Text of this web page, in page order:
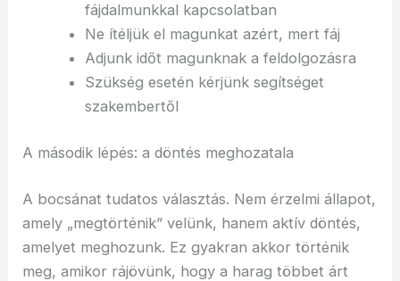
fájdalmunkkal kapcsolatban
Ne ítéljük el magunkat azért, mert fáj
Adjunk időt magunknak a feldolgozásra
Szükség esetén kérjünk segítséget
szakembertől
A második lépés: a döntés meghozatala
A bocsánat tudatos választás. Nem érzelmi állapot,
amely „megtörténik” velünk, hanem aktív döntés,
amelyet meghozunk. Ez gyakran akkor történik
meg, amikor rájövünk, hogy a harag többet árt